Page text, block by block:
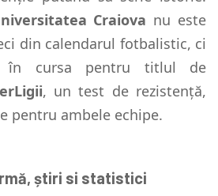
Craiova nu este
din calendarul fotbalistic, ci
în cursa pentru titlul de
, un test de rezistență,
pentru ambele echipe.
știri si statistici